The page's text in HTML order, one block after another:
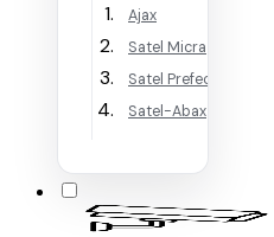
Ajax
Satel Micra
Satel Prefecta WRL
Satel-Abax